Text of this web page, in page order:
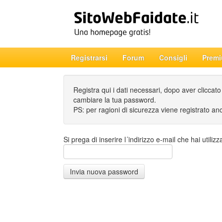
Registrarsi Forum Consigli
Registra qui i dati necessari, dopo aver
cambiare la tua password.
PS: per ragioni di sicurezza viene registrato
Si prega di inserire l´indirizzo e-mail che hai
Invia nuova password